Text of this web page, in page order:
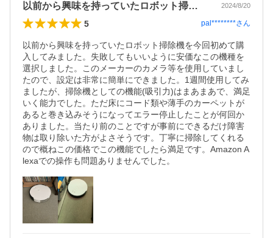
以前から興味を持っていたロボット掃除機… 2024/8/20
5 pal********さん
以前から興味を持っていたロボット掃除機を今回初めて購
入してみました。失敗してもいいように安価なこの機種を
選択しました。このメーカーのカメラ等を使用していまし
たので、設定は非常に簡単にできました。1週間使用してみ
ましたが、掃除機としての機能(吸引力)はまあまあで、満足
いく能力でした。ただ床にコード類や薄手のカーペットが
あると巻き込みそうになってエラー停止したことが何回か
ありました。当たり前のことですが事前にできるだけ障害
物は取り除いた方がよさそうです。丁寧に掃除してくれる
ので概ねこの価格でこの機能でしたら満足です。Amazon A
lexaでの操作も問題ありませんでした。